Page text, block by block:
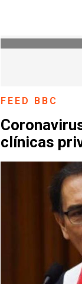
FEED BBC
clínicas